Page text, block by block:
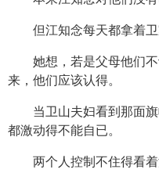
但江知念每天都拿着
她想，若是父母他们
来，他们应该认得。
当卫山夫妇看到那面
都激动得不能自已。
两个人控制不住得看